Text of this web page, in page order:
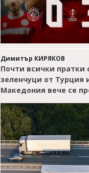
Димитър КИРЯКОВ
Почти всички пратки
зеленчуци от Турция
Македония вече се